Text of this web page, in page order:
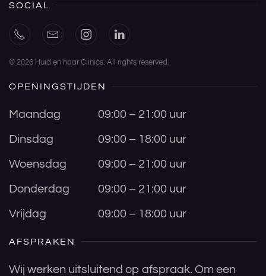
SOCIAL
© 2026 Huid en haar Clinics. All rights reserved.
OPENINGSTIJDEN
Maandag 09:00 – 21:00 uur
Dinsdag 09:00 – 18:00 uur
Woensdag 09:00 – 21:00 uur
Donderdag 09:00 – 21:00 uur
Vrijdag 09:00 – 18:00 uur
AFSPRAKEN
Wij werken uitsluitend op afspraak. Om een